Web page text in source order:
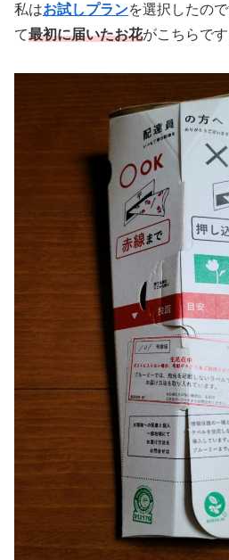
私はお試しプランを選択したの
て最初に届いたお花がこちらです